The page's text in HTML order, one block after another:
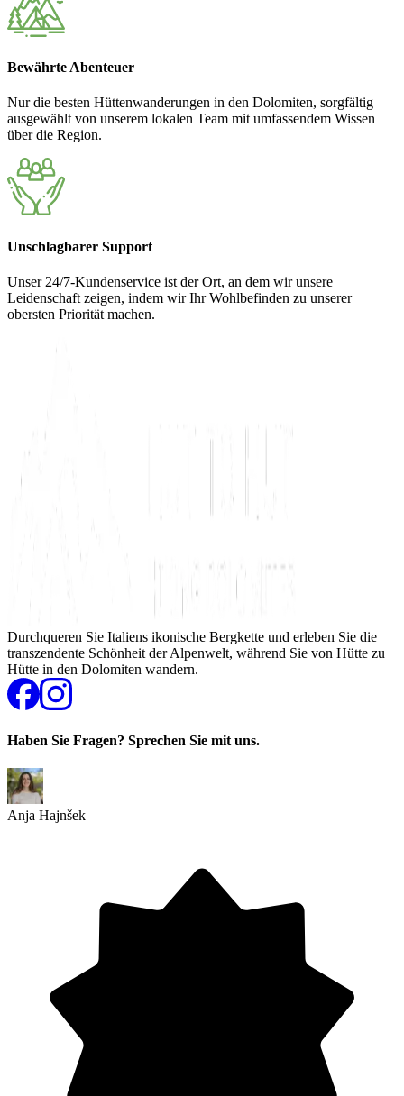
Bewährte Abenteuer
Nur die besten Hüttenwanderungen in den Dolomiten, sorgfältig
ausgewählt von unserem lokalen Team mit umfassendem Wissen
über die Region.
Unschlagbarer Support
Unser 24/7-Kundenservice ist der Ort, an dem wir unsere
Leidenschaft zeigen, indem wir Ihr Wohlbefinden zu unserer
obersten Priorität machen.
Durchqueren Sie Italiens ikonische Bergkette und erleben Sie die
transzendente Schönheit der Alpenwelt, während Sie von Hütte zu
Hütte in den Dolomiten wandern.
Haben Sie Fragen? Sprechen Sie mit uns.
Anja Hajnšek